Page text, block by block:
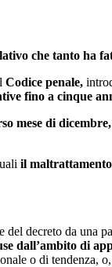
Concorso
Concorso
che tanto ha
Codice penale,
fino a cinque
mese di
il
decreto da
dall’ambito di
o di tendenza,